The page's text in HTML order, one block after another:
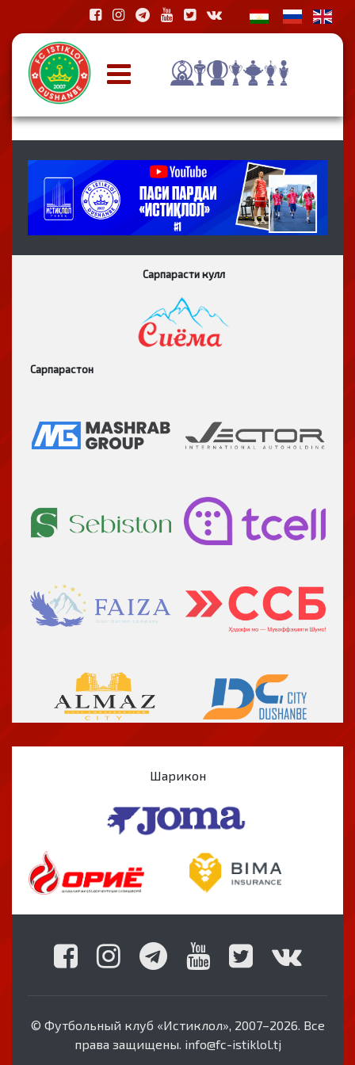
Сарпарасти кулл
Сарпарастон
Шарикон
© Футбольный клуб «Истиклол», 2007–2026. Все
права защищены. info@fc-istiklol.tj